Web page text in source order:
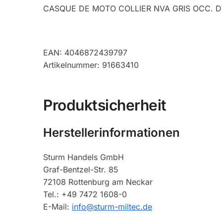
CASQUE DE MOTO COLLIER NVA GRIS OCC.
EAN: 4046872439797
Artikelnummer: 91663410
Produktsicherheit
Herstellerinformationen
Sturm Handels GmbH
Graf-Bentzel-Str. 85
72108 Rottenburg am Neckar
Tel.: +49 7472 1608-0
E-Mail: info@sturm-miltec.de